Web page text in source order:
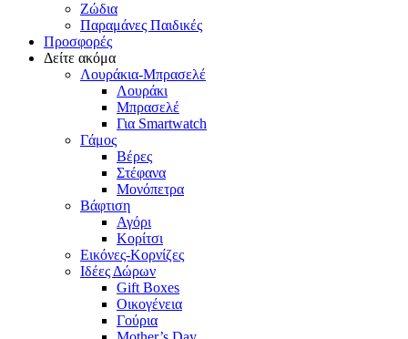
Ζώδια
Παραμάνες Παιδικές
Προσφορές
Δείτε ακόμα
Λουράκια-Μπρασελέ
Λουράκι
Μπρασελέ
Για Smartwatch
Γάμος
Βέρες
Στέφανα
Μονόπετρα
Βάφτιση
Αγόρι
Κορίτσι
Εικόνες-Κορνίζες
Ιδέες Δώρων
Gift Boxes
Οικογένεια
Γούρια